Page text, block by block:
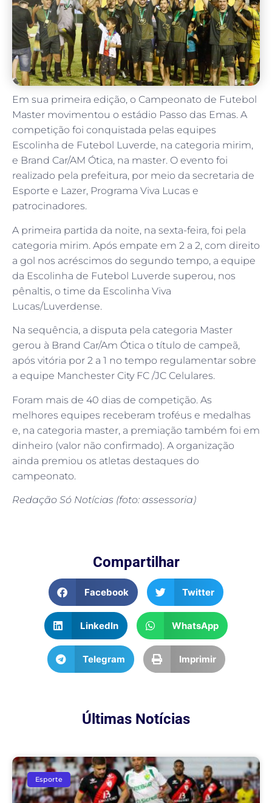
Em sua primeira edição, o Campeonato de Futebol
Master movimentou o estádio Passo das Emas. A
competição foi conquistada pelas equipes
Escolinha de Futebol Luverde, na categoria mirim,
e Brand Car/AM Ótica, na master. O evento foi
realizado pela prefeitura, por meio da secretaria de
Esporte e Lazer, Programa Viva Lucas e
patrocinadores.
A primeira partida da noite, na sexta-feira, foi pela
categoria mirim. Após empate em 2 a 2, com direito
a gol nos acréscimos do segundo tempo, a equipe
da Escolinha de Futebol Luverde superou, nos
pênaltis, o time da Escolinha Viva
Lucas/Luverdense.
Na sequência, a disputa pela categoria Master
gerou à Brand Car/Am Ótica o título de campeã,
após vitória por 2 a 1 no tempo regulamentar sobre
a equipe Manchester City FC /JC Celulares.
Foram mais de 40 dias de competição. As
melhores equipes receberam troféus e medalhas
e, na categoria master, a premiação também foi em
dinheiro (valor não confirmado). A organização
ainda premiou os atletas destaques do
campeonato.
Redação Só Notícias (foto: assessoria)
Compartilhar
Facebook Twitter
LinkedIn WhatsApp
Telegram Imprimir
Últimas Notícias
Esporte